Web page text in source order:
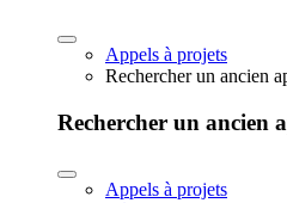
Appels à projets
Rechercher un ancien
Rechercher un ancien
Appels à projets